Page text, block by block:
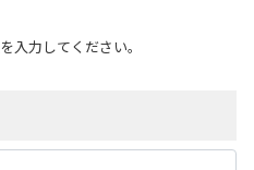
入力してください。